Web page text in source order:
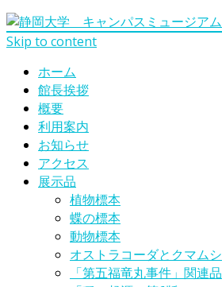
Skip to content
ホーム
館長挨拶
概要
利用案内
お知らせ
アクセス
展示品
植物標本
蝶の標本
動物標本
オストラコーダとクマムシ
「第五福竜丸事件」関連品